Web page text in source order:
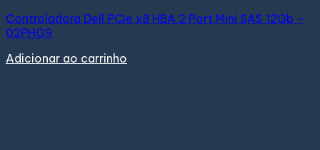
Controladora Dell PCIe x8 HBA 2 Port Mini SAS 12Gb –
02PHG9
Adicionar ao carrinho